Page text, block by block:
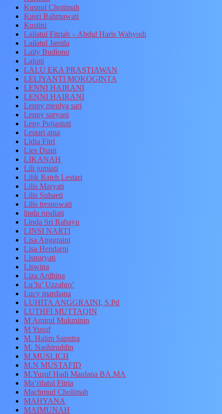
Kusnul Chotimah
Kusri Rahmawati
Kustini
Lailatul Fitriah – Abdul Haris Wahyudi
Lailatul Jamila
Laily Budiono
Lajuni
LALU EKA PRASTIAWAN
LELIYANTI MOKOGINTA
LENNI HAIRANI
LENNI HAIRANI
Lenny meulya sari
Lenny suryani
Leny Pujiastuti
Lestari atna
Lidia Fitri
Lies Diani
LIKANAH
Lili jumiati
Lilik Rateh Lestari
Lilis Maryati
Lilis Suhaeti
Lilis tresnowati
linda rusdiati
Linda Sri Rahayu
LINSI NARTI
Lisa Anggraini
Lisa Hendarni
Lisnuryati
Liswina
Liza Ardhina
Lu’lu’ Uzzahro’
Lucy mardiana
LUHITA ANGGRAINI, S.Pd
LUTHFI MUTTAQIN
M Amirul Mukminin
M Yusuf
M. Halim Saputra
M. Nashiruddin
M.MUSLICH
M.N MUSTAFID
M.Yusuf Hadi Maulana BA.MA
Ma’rifatul Fitria
Machmud Cholimah
MAHYANA
MAIMUNAH